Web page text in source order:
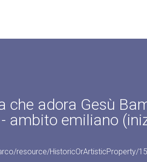
che adora Gesù
ambito emiliano
resource/HistoricOrArtisticProperty/